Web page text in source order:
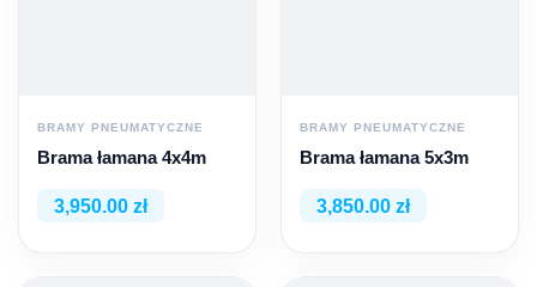
BRAMY PNEUMATYCZNE
Brama łamana 4x4m
3,950.00 zł
BRAMY PNEUMATYCZNE
Brama łamana 5x3m
3,850.00 zł